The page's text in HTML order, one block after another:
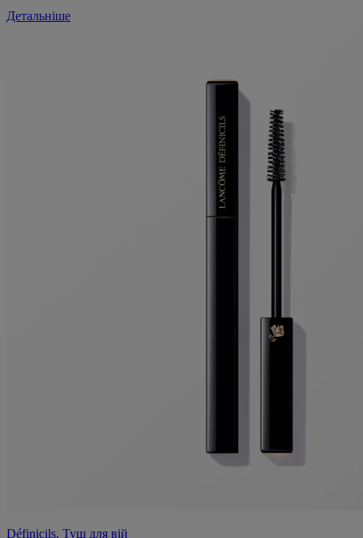
Детальніше
Définicils, Туш для вій